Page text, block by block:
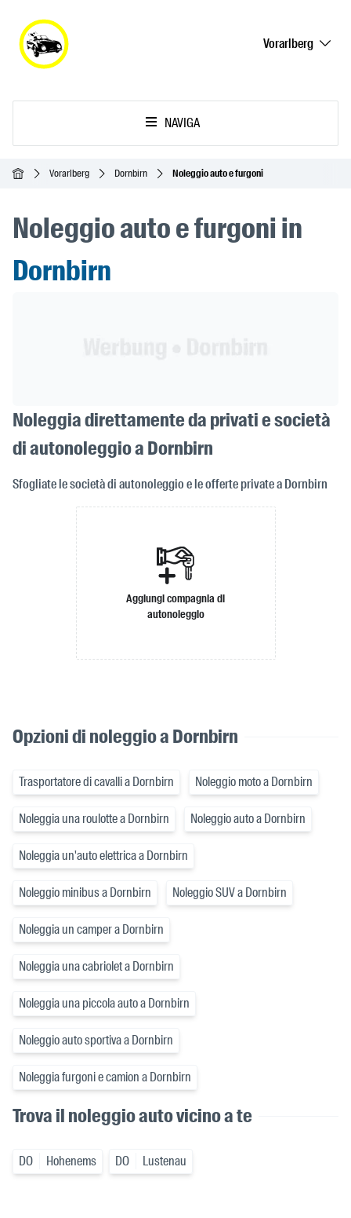
Vorarlberg
NAVIGA
Home Vorarlberg Dornbirn Noleggio auto e furgoni
Noleggio auto e furgoni in
Dornbirn
Noleggia direttamente da privati e società
di autonoleggio a Dornbirn
Sfogliate le società di autonoleggio e le offerte private a Dornbirn
Aggiungi compagnia di
autonoleggio
Opzioni di noleggio a Dornbirn
Trasportatore di cavalli a Dornbirn Noleggio moto a Dornbirn
Noleggia una roulotte a Dornbirn Noleggio auto a Dornbirn
Noleggia un'auto elettrica a Dornbirn
Noleggio minibus a Dornbirn Noleggio SUV a Dornbirn
Noleggia un camper a Dornbirn
Noleggia una cabriolet a Dornbirn
Noleggia una piccola auto a Dornbirn
Noleggio auto sportiva a Dornbirn
Noleggia furgoni e camion a Dornbirn
Trova il noleggio auto vicino a te
DO Hohenems DO Lustenau